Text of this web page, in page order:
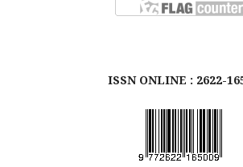
ISSN ONLINE : 2622-